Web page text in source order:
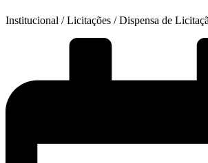
Institucional / Licitações / Dispensa de